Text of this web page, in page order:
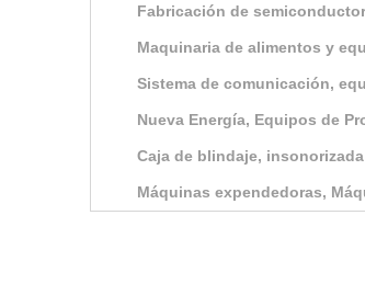
Caja de blindaje, insonorizada